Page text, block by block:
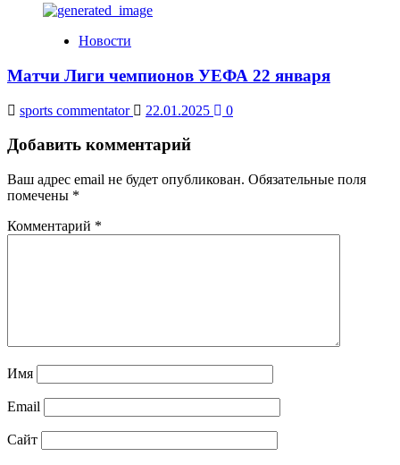
Новости
Матчи Лиги чемпионов УЕФА 22 января
sports commentator 22.01.2025 0
Добавить комментарий
Ваш адрес email не будет опубликован. Обязательные поля
помечены *
Комментарий *
Имя
Email
Сайт